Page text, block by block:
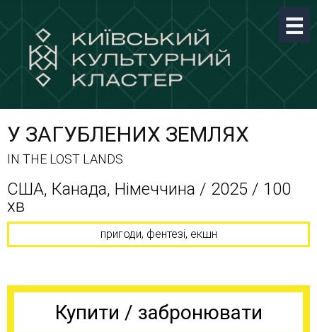
У ЗАГУБЛЕНИХ ЗЕМЛЯХ
IN THE LOST LANDS
США, Канада, Німеччина / 2025 / 100
хв
пригоди, фентезі, екшн
Купити / забронювати